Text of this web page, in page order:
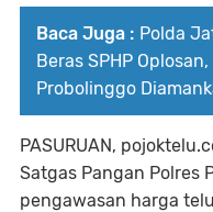
Baca Juga : Polda
Beras SPHP
Probolinggo
PASURUAN,
Satgas Pangan Polres
pengawasan harga